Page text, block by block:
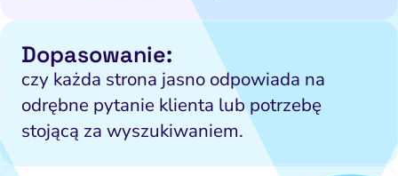
Dopasowanie:
czy każda strona jasno odpowiada na
odrębne pytanie klienta lub potrzebę
stojącą za wyszukiwaniem.